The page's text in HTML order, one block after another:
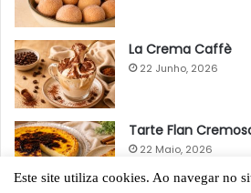
La Crema Caffè
22 Junho, 2026
Tarte Flan
22 Maio, 2026
Este site utiliza cookies. Ao navegar no